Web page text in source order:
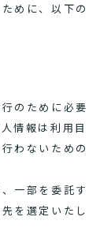
めに、以下の
のために必要
情報は利用目
わないための
一部を委託す
を選定いたし